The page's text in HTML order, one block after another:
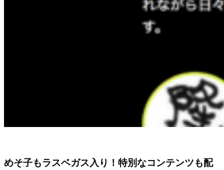
めそ子もラスベガス入り！特別なコンテンツも配